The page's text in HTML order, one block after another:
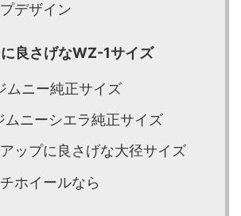
デザイン
良さげなWZ-1サイズ
ムニー純正サイズ
ムニーシエラ純正サイズ
ップに良さげな大径サイズ
ホイールなら